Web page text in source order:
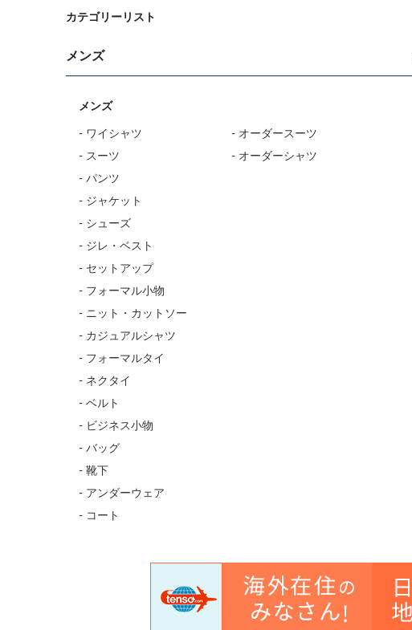
カテゴリーリスト
メンズ
メンズ
- ワイシャツ
- スーツ
- パンツ
- ジャケット
- シューズ
- ジレ・ベスト
- セットアップ
- フォーマル小物
- ニット・カットソー
- カジュアルシャツ
- フォーマルタイ
- ネクタイ
- ベルト
- ビジネス小物
- バッグ
- 靴下
- アンダーウェア
- コート
- オーダースーツ
- オーダーシャツ